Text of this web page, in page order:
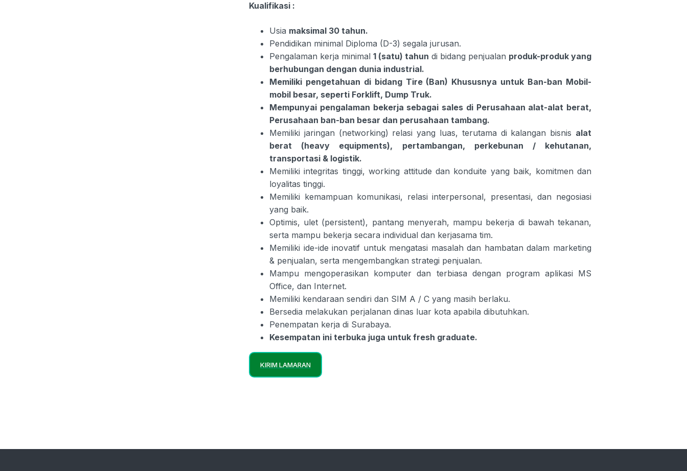
Kualifikasi :
Usia maksimal 30 tahun.
Pendidikan minimal Diploma (D-3) segala jurusan.
Pengalaman kerja minimal 1 (satu) tahun di bidang penjualan produk-produk yang
berhubungan dengan dunia industrial.
Memiliki pengetahuan di bidang Tire (Ban) Khususnya untuk Ban-ban Mobil-
mobil besar, seperti Forklift, Dump Truk.
Mempunyai pengalaman bekerja sebagai sales di Perusahaan alat-alat berat,
Perusahaan ban-ban besar dan perusahaan tambang.
Memiliki jaringan (networking) relasi yang luas, terutama di kalangan bisnis alat
berat (heavy equipments), pertambangan, perkebunan / kehutanan,
transportasi & logistik.
Memiliki integritas tinggi, working attitude dan konduite yang baik, komitmen dan
loyalitas tinggi.
Memiliki kemampuan komunikasi, relasi interpersonal, presentasi, dan negosiasi
yang baik.
Optimis, ulet (persistent), pantang menyerah, mampu bekerja di bawah tekanan,
serta mampu bekerja secara individual dan kerjasama tim.
Memiliki ide-ide inovatif untuk mengatasi masalah dan hambatan dalam marketing
& penjualan, serta mengembangkan strategi penjualan.
Mampu mengoperasikan komputer dan terbiasa dengan program aplikasi MS
Office, dan Internet.
Memiliki kendaraan sendiri dan SIM A / C yang masih berlaku.
Bersedia melakukan perjalanan dinas luar kota apabila dibutuhkan.
Penempatan kerja di Surabaya.
Kesempatan ini terbuka juga untuk fresh graduate.
KIRIM LAMARAN